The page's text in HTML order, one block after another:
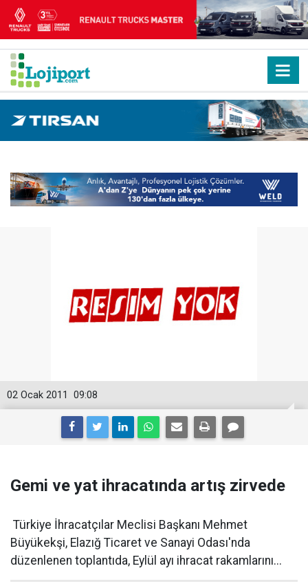
09:08
02 Ocak 2011
Gemi ve yat ihracatında artış zirvede
Türkiye İhracatçılar Meclisi Başkanı Mehmet
Büyükekşi, Elazığ Ticaret ve Sanayi Odası'nda
düzenlenen toplantıda, Eylül ayı ihracat rakamlarını...